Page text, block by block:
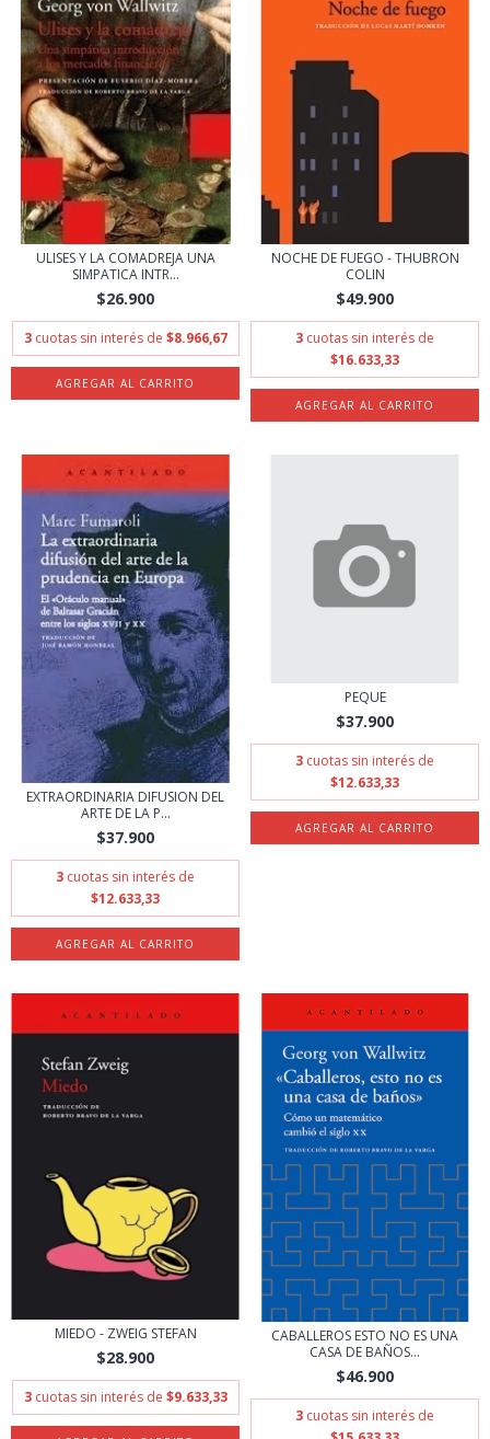
ULISES Y LA COMADREJA UNA
SIMPATICA INTR...
$26.900
3 cuotas sin interés de $8.966,67
NOCHE DE FUEGO - THUBRON
COLIN
$49.900
3 cuotas sin interés de
$16.633,33
EXTRAORDINARIA DIFUSION DEL
ARTE DE LA P...
$37.900
3 cuotas sin interés de
$12.633,33
PEQUE
$37.900
3 cuotas sin interés de
$12.633,33
MIEDO - ZWEIG STEFAN
$28.900
3 cuotas sin interés de $9.633,33
CABALLEROS ESTO NO ES UNA
CASA DE BAÑOS...
$46.900
3 cuotas sin interés de